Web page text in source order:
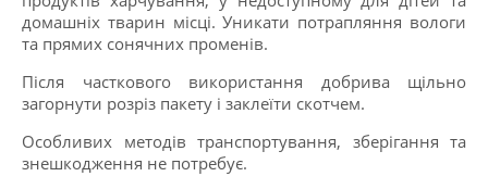
домашніх тварин місці. Уникати потрапляння вологи
та прямих сонячних променів.
Після часткового використання добрива щільно
загорнути розріз пакету і заклеїти скотчем.
Особливих методів транспортування, зберігання та
знешкодження не потребує.